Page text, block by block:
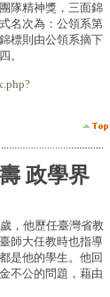
隊精神獎，三面錦
名次為：公領系第
標則由公領系摘下
。
政學界
，他歷任臺灣省教
師大任教時也指導
是他的學生。他回
不公的問題，藉由